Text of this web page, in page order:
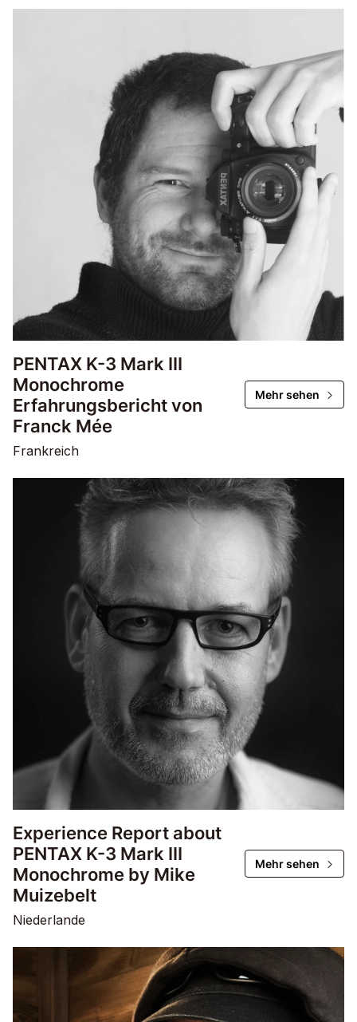
PENTAX K-3 Mark III
Monochrome
Erfahrungsbericht von
Franck Mée
Mehr sehen
Frankreich
Experience Report about
PENTAX K-3 Mark III
Monochrome by Mike
Muizebelt
Mehr sehen
Niederlande